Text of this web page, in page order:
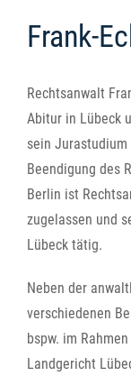
Frank-
Rechtsanwalt
Abitur in Lübeck
sein
Beendigung des
Berlin ist
zugelassen und
Lübeck tätig.
Neben der
verschiedenen
bspw. im
Landgericht